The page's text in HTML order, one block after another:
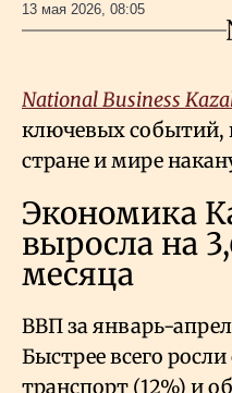
О нас
13 мая 2026, 08:05
National Business
ключевых событий,
стране и мире
Экономика
выросла на
месяца
ВВП за январь-
Быстрее всего
транспорт (12%) и